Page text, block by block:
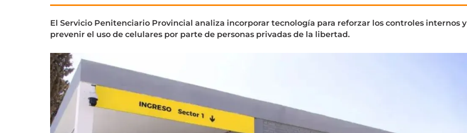
El Servicio Penitenciario Provincial analiza incorporar tecnología para reforzar los controles internos y
prevenir el uso de celulares por parte de personas privadas de la libertad.